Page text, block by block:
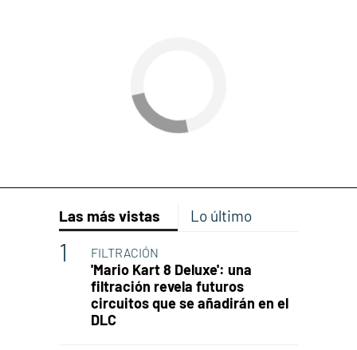
Las más vistas Lo último
FILTRACIÓN
'Mario Kart 8 Deluxe': una
filtración revela futuros
circuitos que se añadirán en el
DLC